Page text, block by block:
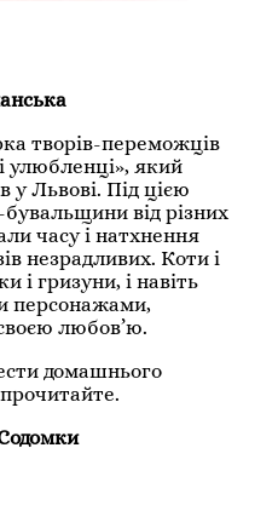
творів-переможців
улюбленці», який
у Львові. Під цією
від різних
часу і натхнення
незрадливих. Коти і
і гризуни, і навіть
персонажами,
любов’ю.
домашнього